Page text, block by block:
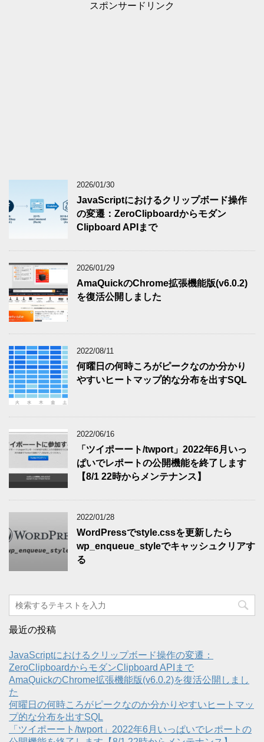
スポンサードリンク
2026/01/30
JavaScriptにおけるクリップボード操作
の変遷：ZeroClipboardからモダン
Clipboard APIまで
2026/01/29
AmaQuickのChrome拡張機能版(v6.0.2)
を復活公開しました
2022/08/11
何曜日の何時ころがピークなのか分かり
やすいヒートマップ的な分布を出すSQL
2022/06/16
「ツイポーート/twport」2022年6月いっ
ぱいでレポートの公開機能を終了します
【8/1 22時からメンテナンス】
2022/01/28
WordPressでstyle.cssを更新したら
wp_enqueue_styleでキャッシュクリアす
る
最近の投稿
JavaScriptにおけるクリップボード操作の変遷：
ZeroClipboardからモダンClipboard APIまで
AmaQuickのChrome拡張機能版(v6.0.2)を復活公開しまし
た
何曜日の何時ころがピークなのか分かりやすいヒートマッ
プ的な分布を出すSQL
「ツイポーート/twport」2022年6月いっぱいでレポートの